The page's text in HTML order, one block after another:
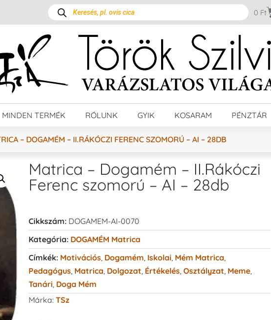
0 Ft
MINDEN TERMÉK RÓLUNK GYIK KOSARAM PÉNZTÁR
– DOGAMÉM – II.RÁKÓCZI FERENC SZOMORÚ – AI – 28DB
Matrica – Dogamém – II.Rákóczi
Ferenc szomorú – AI – 28db
Cikkszám: DOGAMEM-AI-0070
Kategória: DOGAMÉM Matrica
Címkék: Motivációs, Dogamém Iskolai Mém Matrica
Pedagógus, Matrica Dolgozat Értékelés, Osztályzat Meme,
Tanári Doga Mém
Márka: TSz